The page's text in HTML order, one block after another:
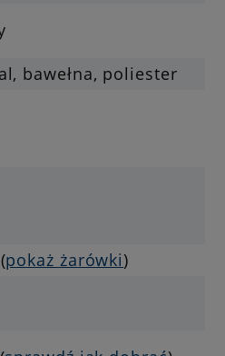
bawełna, poliester
pokaż żarówki)